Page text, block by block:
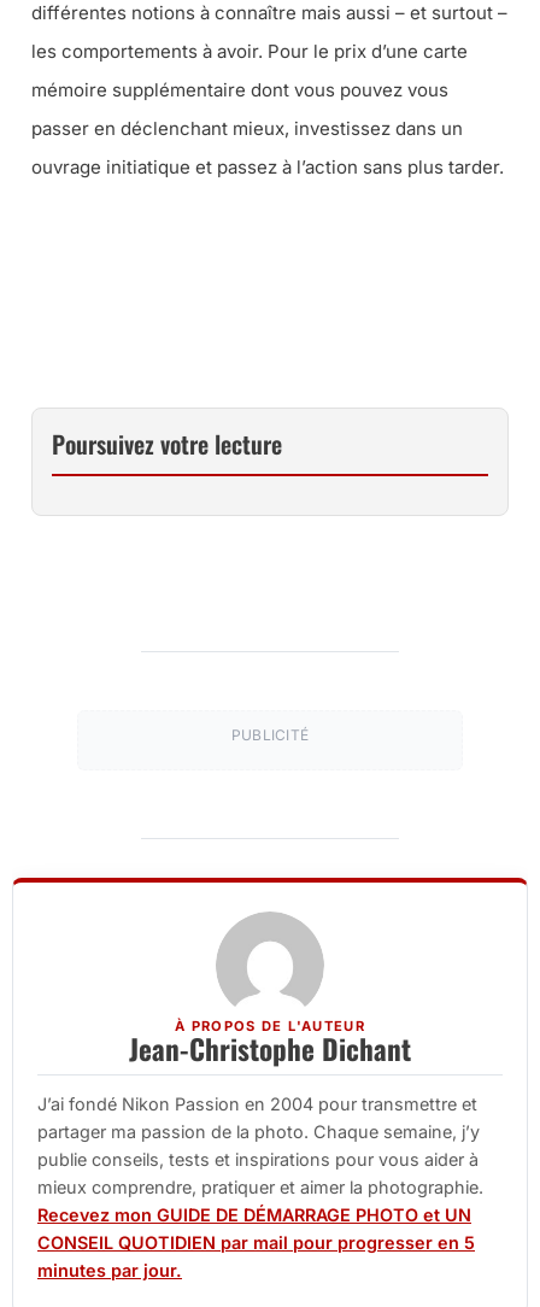
différentes notions à connaître mais aussi – et surtout –
les comportements à avoir. Pour le prix d’une carte
mémoire supplémentaire dont vous pouvez vous
passer en déclenchant mieux, investissez dans un
ouvrage initiatique et passez à l’action sans plus tarder.
Poursuivez votre lecture
PUBLICITÉ
À PROPOS DE L'AUTEUR
Jean-Christophe Dichant
J’ai fondé Nikon Passion en 2004 pour transmettre et
partager ma passion de la photo. Chaque semaine, j’y
publie conseils, tests et inspirations pour vous aider à
mieux comprendre, pratiquer et aimer la photographie.
Recevez mon GUIDE DE DÉMARRAGE PHOTO et UN
CONSEIL QUOTIDIEN par mail pour progresser en 5
minutes par jour.